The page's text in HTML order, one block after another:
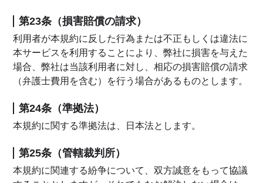
第23条（損害賠償の請求）
利用者が本規約に反した行為または不正もしくは違法に
本サービスを利用することにより、弊社に損害を与えた
場合、弊社は当該利用者に対し、相応の損害賠償の請求
（弁護士費用を含む）を行う場合があるものとします。
第24条（準拠法）
本規約に関する準拠法は、日本法とします。
第25条（管轄裁判所）
本規約に関連する紛争について、双方誠意をもって協議